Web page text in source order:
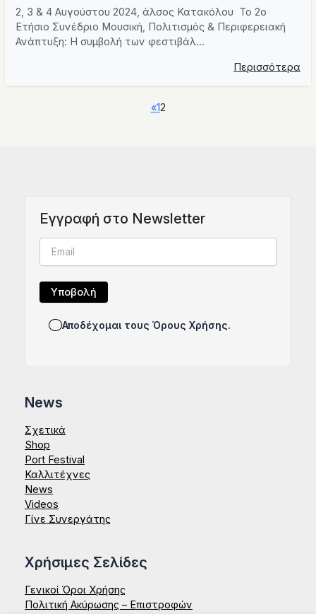
2, 3 & 4 Αυγούστου 2024, άλσος Κατακόλου To 2ο
Ετήσιο Συνέδριο Μουσική, Πολιτισμός & Περιφερειακή
Ανάπτυξη: Η συμβολή των φεστιβάλ...
Περισσότερα
«12
Eγγραφή στο Newsletter
Αποδέχομαι τους Όρους Χρήσης.
News
Σχετικά
Shop
Port Festival
Καλλιτέχνες
News
Videos
Γίνε Συνεργάτης
Χρήσιμες Σελίδες
Γενικοί Όροι Χρήσης
Πολιτική Ακύρωσης – Επιστροφών